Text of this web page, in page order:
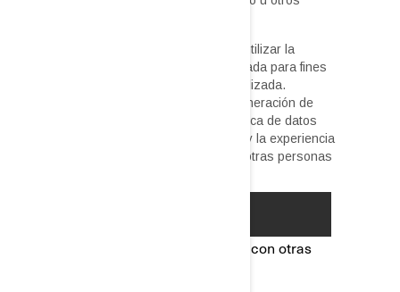
Estas ofertas no pueden combinarse con otras